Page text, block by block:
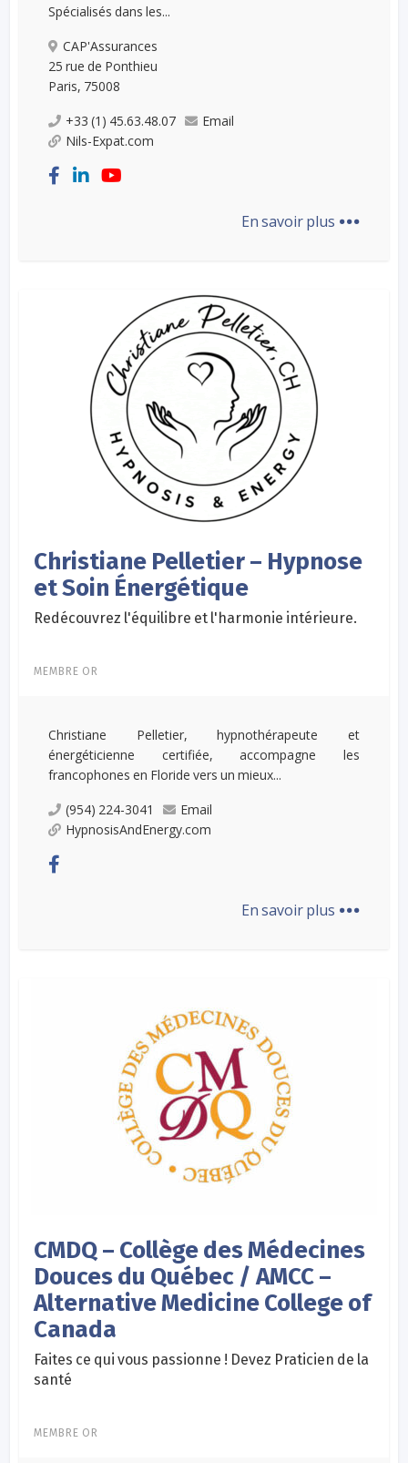
Spécialisés dans les...
CAP'Assurances
25 rue de Ponthieu
Paris, 75008
+33 (1) 45.63.48.07
Email
Nils-Expat.com
En savoir plus ...
Christiane Pelletier – Hypnose
et Soin Énergétique
Redécouvrez l'équilibre et l'harmonie intérieure.
MEMBRE OR
Christiane Pelletier, hypnothérapeute et
énergéticienne certifiée, accompagne les
francophones en Floride vers un mieux...
(954) 224-3041
Email
HypnosisAndEnergy.com
En savoir plus ...
CMDQ – Collège des Médecines
Douces du Québec / AMCC –
Alternative Medicine College of
Canada
Faites ce qui vous passionne ! Devez Praticien de la
santé
MEMBRE OR